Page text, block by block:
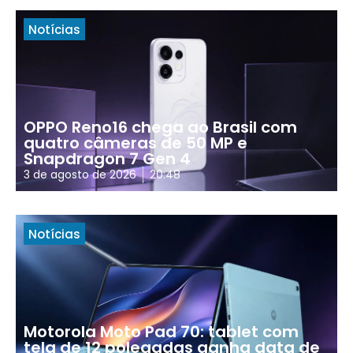
Notícias
OPPO Reno16 chega ao Brasil com
quatro câmeras de 50 MP e
Snapdragon 7 Gen 4
3 de agosto de 2026 20:48
Notícias
Motorola Moto Pad 70: tablet com
tela de 12 polegadas ganha data de